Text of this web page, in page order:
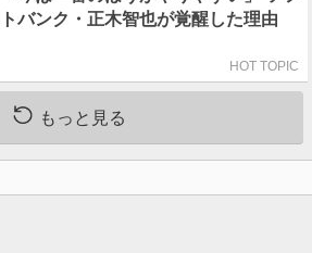
トバンク・正木智也が覚醒した理由
HOT TOPIC
もっと見る